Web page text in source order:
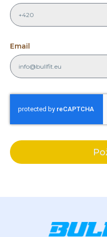
Email